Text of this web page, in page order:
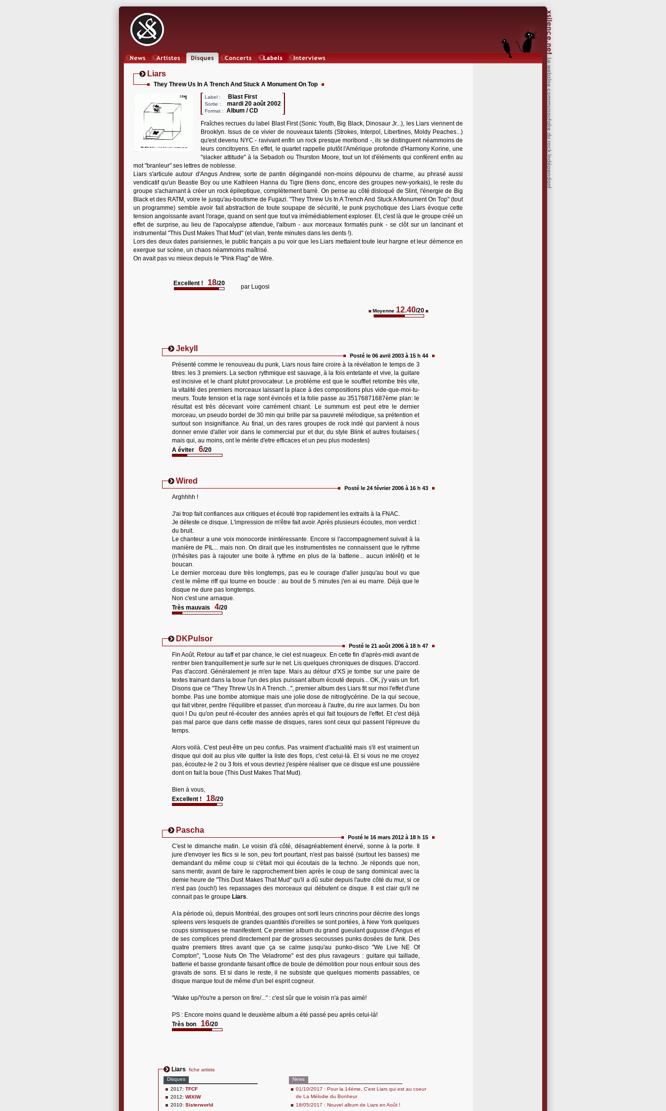
Liars
They Threw Us In A Trench And Stuck A Monument On Top
Label : Blast First
Sortie : mardi 20 août 2002
Format :
Album / CD
Fraîches recrues du label Blast First (Sonic Youth, Big Black, Dinosaur Jr...), les Liars viennent de
Brooklyn. Issus de ce vivier de nouveaux talents (Strokes, Interpol, Libertines, Moldy Peaches...)
qu'est devenu NYC - ravivant enfin un rock presque moribond -, ils se distinguent néammoins de
leurs concitoyens. En effet, le quartet rappelle plutôt l'Amérique profonde d'Harmony Korine, une
"slacker attitude" à la Sebadoh ou Thurston Moore, tout un lot d'éléments qui confèrent enfin au
mot "branleur" ses lettres de noblesse.
Liars s'articule autour d'Angus Andrew, sorte de pantin dégingandé non-moins dépourvu de charme, au phrasé aussi
vendicatif qu'un Beastie Boy ou une Kathleen Hanna du Tigre (tiens donc, encore des groupes new-yorkais), le reste du
groupe s'acharnant à créer un rock épileptique, complètement barré. On pense au côté disloqué de Slint, l'énergie de Big
Black et des RATM, voire le jusqu'au-boutisme de Fugazi. "They Threw Us In A Trench And Stuck A Monument On Top" (tout
un programme) semble avoir fait abstraction de toute soupape de sécurité, le punk psychotique des Liars évoque cette
tension angoissante avant l'orage, quand on sent que tout va irrémédiablement exploser. Et, c'est là que le groupe créé un
effet de surprise, au lieu de l'apocalypse attendue, l'album - aux morceaux formatés punk - se clôt sur un lancinant et
instrumental "This Dust Makes That Mud" (et vlan, trente minutes dans les dents !).
Lors des deux dates parisiennes, le public français a pu voir que les Liars mettaient toute leur hargne et leur démence en
exergue sur scène, un chaos néammoins maîtrisé.
On avait pas vu mieux depuis le "Pink Flag" de Wire.
Excellent ! 18/20 par Lugosi
Moyenne 12.40/20
Jekyll
Posté le 06 avril 2003 à 15 h 44
Présenté comme le renouveau du punk, Liars nous faire croire à la révélation le temps de 3
titres: les 3 premiers. La section rythmique est sauvage, à la fois entetante et vive, la guitare
est incisive et le chant plutot provocateur. Le problème est que le soufflet retombe très vite,
la vitalité des premiers morceaux laissant la place à des compositions plus vide-que-moi-tu-
meurs. Toute tension et la rage sont évincés et la folie passe au 35176871687ème plan: le
résultat est très décevant voire carrément chiant. Le summum est peut etre le dernier
morceau, un pseudo bordel de 30 min qui brille par sa pauvreté mélodique, sa prétention et
surtout son insignifiance. Au final, un des rares groupes de rock indé qui parvient à nous
donner envie d'aller voir dans le commercial pur et dur, du style Blink et autres foutaises.(
mais qui, au moins, ont le mérite d'etre efficaces et un peu plus modestes)
A éviter
6/20
Wired
Posté le 24 février 2006 à 16 h 43
Arghhhh !
J'ai trop fait confiances aux critiques et écouté trop rapidement les extraits à la FNAC.
Je déteste ce disque. L'impression de m'être fait avoir. Après plusieurs écoutes, mon verdict :
du bruit.
Le chanteur a une voix monocorde inintéressante. Encore si l'accompagnement suivait à la
manière de PIL... mais non. On dirait que les instrumentistes ne connaissent que le rythme
(n'hésites pas à rajouter une boite à rythme en plus de la batterie... aucun intérêt) et le
boucan.
Le dernier morceau dure très longtemps, pas eu le courage d'aller jusqu'au bout vu que
c'est le même riff qui tourne en boucle : au bout de 5 minutes j'en ai eu marre. Déjà que le
disque ne dure pas longtemps.
Non c'est une arnaque.
Très mauvais
4/20
DKPulsor
Posté le 21 août 2006 à 18 h 47
Fin Août. Retour au taff et par chance, le ciel est nuageux. En cette fin d'après-midi avant de
rentrer bien tranquillement je surfe sur le net. Lis quelques chroniques de disques. D'accord.
Pas d'accord. Généralement je m'en tape. Mais au détour d'XS je tombe sur une paire de
textes trainant dans la boue l'un des plus puissant album écouté depuis... OK, j'y vais un fort.
Disons que ce "They Threw Us In A Trench...", premier album des Liars fit sur moi l'effet d'une
bombe. Pas une bombe atomique mais une jolie dose de nitroglycérine. De la qui secoue,
qui fait vibrer, perdre l'équilibre et passer, d'un morceau à l'autre, du rire aux larmes. Du bon
quoi ! Du qu'on peut ré-écouter des années après et qui fait toujours de l'effet. Et c'est déjà
pas mal parce que dans cette masse de disques, rares sont ceux qui passent l'épreuve du
temps.
Alors voilà. C'est peut-être un peu confus. Pas vraiment d'actualité mais s'il est vraiment un
disque qui doit au plus vite quitter la liste des flops, c'est celui-là. Et si vous ne me croyez
pas, écoutez-le 2 ou 3 fois et vous devriez j'espère réaliser que ce disque est une poussière
dont on fait la boue (This Dust Makes That Mud).
Bien à vous,
Excellent !
18/20
Pascha
Posté le 16 mars 2012 à 18 h 15
C'est le dimanche matin. Le voisin d'à côté, désagréablement énervé, sonne à la porte. Il
jure d'envoyer les flics si le son, peu fort pourtant, n'est pas baissé (surtout les basses) me
demandant du même coup si c'était moi qui écoutais de la techno. Je réponds que non,
sans mentir, avant de faire le rapprochement bien après le coup de sang dominical avec la
demie heure de "This Dust Makes That Mud" qu'il a dû subir depuis l'autre côté du mur, si ce
n'est pas (ouch!) les repassages des morceaux qui débutent ce disque. Il est clair qu'il ne
connait pas le groupe Liars.
A la période où, depuis Montréal, des groupes ont sorti leurs crincrins pour décrire des longs
spleens vers lesquels de grandes quantités d'oreilles se sont portées, à New York quelques
coups sismisques se manifestent. Ce premier album du grand gueulant gugusse d'Angus et
de ses complices prend directement par de grosses secousses punks dosées de funk. Des
quatre premiers titres avant que ça se calme jusqu'au punko-disco "We Live NE Of
Compton", "Loose Nuts On The Veladrome" est des plus ravageurs : guitare qui taillade,
batterie et basse grondante faisant office de boule de démolition pour nous enfouir sous des
gravats de sons. Et si dans le reste, il ne subsiste que quelques moments passables, ce
disque marque tout de même d'un bel esprit cogneur.
"Wake up/You're a person on fire/..." : c'est sûr que le voisin n'a pas aimé!
PS : Encore moins quand le deuxième album a été passé peu après celui-là!
Très bon
16/20
Liars
fiche artiste
Disques
2017: TFCF
2012: WIXIW
2010: Sisterworld
News
01/10/2017 : Pour la 14ème, C'est Liars qui est au coeur
de La Mélodie du Bonheur
18/05/2017 : Nouvel album de Liars en Août !